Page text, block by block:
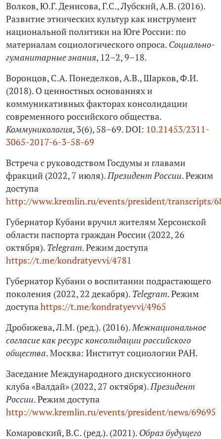
Волков, Ю.Г. Денисова, Г.С., Лубский, А.В. (2016).
Развитие этнических культур как инструмент
национальной политики на Юге России: по
материалам социологического опроса. Социально-
гуманитарные знания, 12–2, 9–18.
Воронцов, С.А. Понеделков, А.В., Шарков, Ф.И.
(2018). О ценностных основаниях и
коммуникативных факторах консолидации
современного российского общества.
Коммуникология, 3(6), 58–69. DOI: 10.21453/2311-
3065-2017-6-3-58-69
Встреча с руководством Госдумы и главами
фракций (2022, 7 июля).Президент России. Режим
доступа
http://www.kremlin.ru/events/president/transcripts/
Губернатор Кубани вручил жителям Херсонской
области паспорта граждан России (2022, 26
октября). Telegram. Режим доступа
https://t.me/kondratyevvi/4781
Губернатор Кубани о воспитании подрастающего
поколения (2022, 22 декабря). Telegram. Режим
доступаhttps://t.me/kondratyevvi/4965
Дробижева, Л.М. (ред.). (2016).Межнациональное
согласие как ресурс консолидации российского
общества. Москва: Институт социологии РАН.
Заседание Международного дискуссионного
клуба «Валдай» (2022, 27 октября).Президент
России. Режим доступа
http://www.kremlin.ru/events/president/news/69695
Комаровский, В.С. (ред.). (2021). Образ будущего